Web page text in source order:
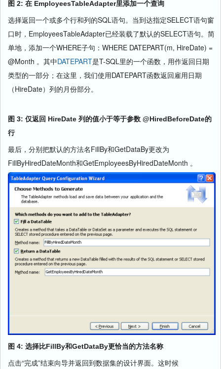
图 2: 在 EmployeesTableAdapter里添加一个查询
选择返回一个或多个行和列的SQL语句。当到达指定SELECT语句窗
口时， EmployeesTableAdapter已经装载了默认的SELECT语句。简
单地，添加一个WHERE子句： WHERE DATEPART(m, HireDate) =
@Month 。其中DATEPART是T-SQL里的一个函数，用作返回日期
类型的一部分；在这里，我们使用DATEPART函数返回雇用日期
（HireDate）列的月份部分。
图 3: 仅返回 HireDate 列的值小于等于参数 @HiredBeforeDate的
行
最后，分别把默认的方法名FillBy和GetDataBy更改为
FillByHiredDateMonth和GetEmployeesByHiredDateMonth 。
图 4: 选择比FillBy和GetDataBy更恰当的方法名称
点击“完成”结束向导并返回到数据集的设计界面。这时候